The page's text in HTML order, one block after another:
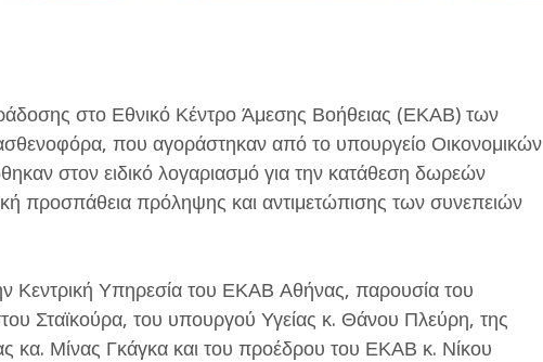
στο Εθνικό Κέντρο Άμεσης Βοήθειας (ΕΚΑΒ) των
που αγοράστηκαν από το υπουργείο Οικονομικών
στον ειδικό λογαριασμό για την κατάθεση δωρεών
προσπάθεια πρόληψης και αντιμετώπισης των συνεπειών
Κεντρική Υπηρεσία του ΕΚΑΒ Αθήνας, παρουσία του
Σταϊκούρα, του υπουργού Υγείας κ. Θάνου Πλεύρη, της
κα. Μίνας Γκάγκα και του προέδρου του ΕΚΑΒ κ. Νίκου